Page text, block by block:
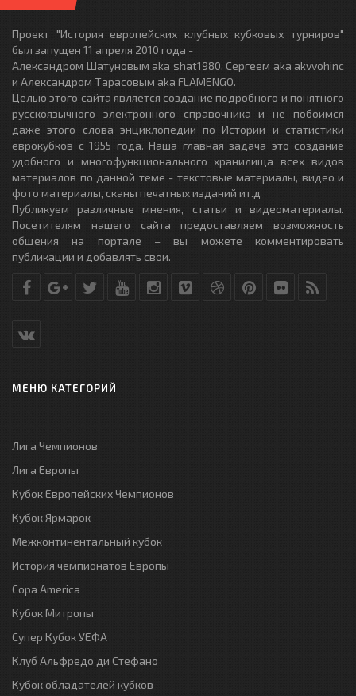
Проект "История европейских клубных кубковых турниров"
был запущен 11 апреля 2010 года -
Александром Шатуновым aka shat1980, Сергеем aka akvvohinc
и Александром Тарасовым aka FLAMENGO.
Целью этого сайта является создание подробного и понятного
русскоязычного электронного справочника и не побоимся
даже этого слова энциклопедии по Истории и статистики
еврокубков с 1955 года. Наша главная задача это создание
удобного и многофункционального хранилища всех видов
материалов по данной теме - текстовые материалы, видео и
фото материалы, сканы печатных изданий ит.д
Публикуем различные мнения, статьи и видеоматериалы.
Посетителям нашего сайта предоставляем возможность
общения на портале – вы можете комментировать
публикации и добавлять свои.
МЕНЮ КАТЕГОРИЙ
Лига Чемпионов
Лига Европы
Кубок Европейских Чемпионов
Кубок Ярмарок
Межконтинентальный кубок
История чемпионатов Европы
Copa America
Кубок Митропы
Супер Кубок УЕФА
Клуб Альфредо ди Стефано
Кубок обладателей кубков